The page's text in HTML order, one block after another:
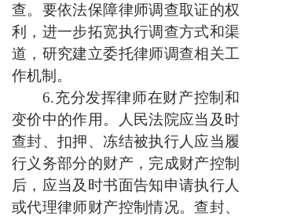
查。要依法保障律师调查取证的权
利，进一步拓宽执行调查方式和渠
道，研究建立委托律师调查相关工
作机制。
6.充分发挥律师在财产控制和
变价中的作用。人民法院应当及时
查封、扣押、冻结被执行人应当履
行义务部分的财产，完成财产控制
后，应当及时书面告知申请执行人
或代理律师财产控制情况。查封、